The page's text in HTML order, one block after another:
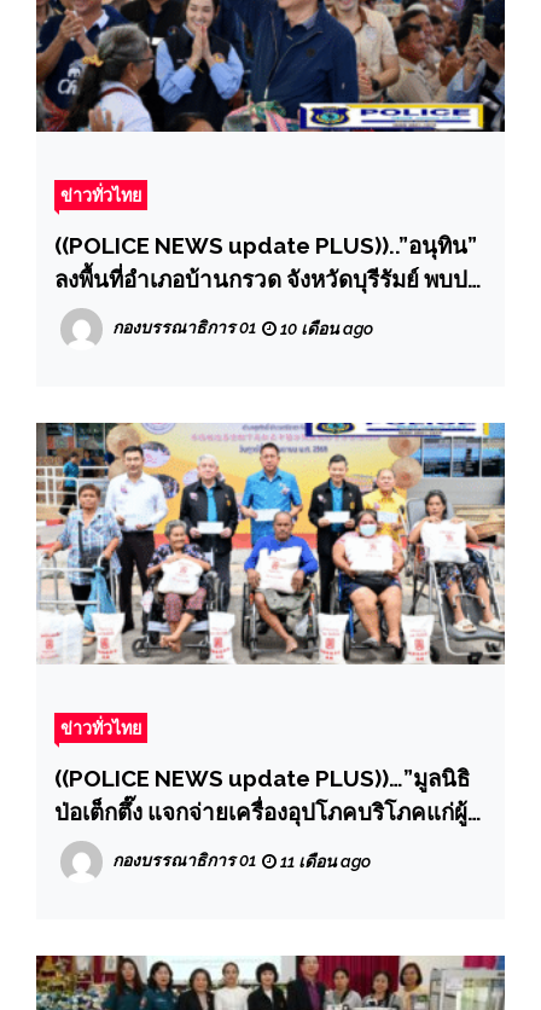
ข่าวทั่วไทย
((POLICE NEWS update PLUS))..”อนุทิน”
ลงพื้นที่อำเภอบ้านกรวด จังหวัดบุรีรัมย์ พบปะ
ให้กำลังใจและมอบนโยบายการดูแล
ประชาชนตามแนวชายแดนไทย-กัมพูชา
ในช่วงเกิดสถานการณ์ เพื่อให้ทหารหาญทำ
หน้าที่อย่างเต็มกำลัง
กองบรรณาธิการ 01 10 เดือน ago
ข่าวทั่วไทย
((POLICE NEWS update PLUS))…”มูลนิธิ
ป่อเต็กตึ๊ง แจกจ่ายเครื่องอุปโภคบริโภคแก่ผู้
ยากไร้ เนื่องในงานประเพณีทิ้งกระจาด
ประจำปี 2568 ต่อเนื่องเป็นแห่งที่ 2 ณ คลินิก
กองบรรณาธิการ 01 11 เดือน ago